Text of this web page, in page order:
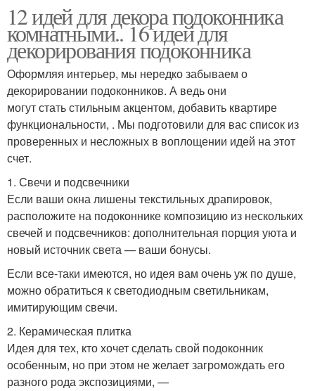
12 идей для декора подоконника
комнатными.. 16 идей для
декорирования подоконника
Оформляя интерьер, мы нередко забываем о
декорировании подоконников. А ведь они
могут стать стильным акцентом, добавить квартире
функциональности, . Мы подготовили для вас список из
проверенных и несложных в воплощении идей на этот
счет.
1. Свечи и подсвечники
Если ваши окна лишены текстильных драпировок,
расположите на подоконнике композицию из нескольких
свечей и подсвечников: дополнительная порция уюта и
новый источник света — ваши бонусы.
Если все-таки имеются, но идея вам очень уж по душе,
можно обратиться к светодиодным светильникам,
имитирующим свечи.
2. Керамическая плитка
Идея для тех, кто хочет сделать свой подоконник
особенным, но при этом не желает загромождать его
разного рода экспозициями, —